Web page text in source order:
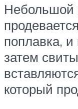
Небольшой
поплавка,
затем
который